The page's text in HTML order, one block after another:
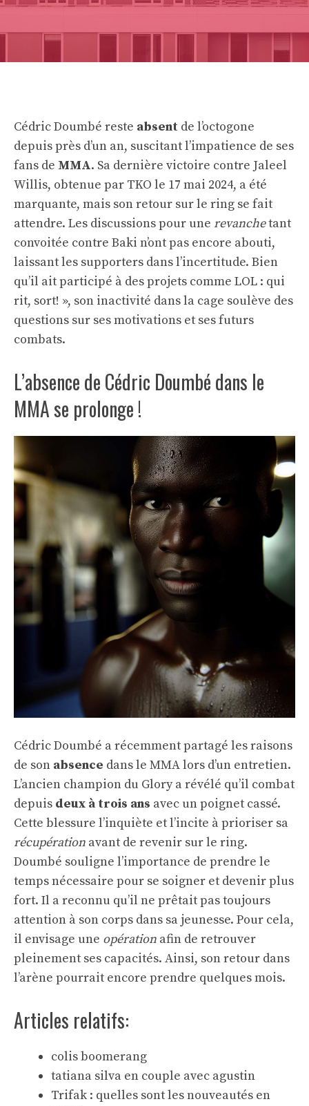
Cédric Doumbé reste absent de l’octogone
depuis près d’un an, suscitant l’impatience de ses
fans de MMA. Sa dernière victoire contre Jaleel
Willis, obtenue par TKO le 17 mai 2024, a été
marquante, mais son retour sur le ring se fait
attendre. Les discussions pour une revanchetant
convoitée contre Baki n’ont pas encore abouti,
laissant les supporters dans l’incertitude. Bien
qu’il ait participé à des projets comme LOL : qui
rit, sort! », son inactivité dans la cage soulève des
questions sur ses motivations et ses futurs
combats.
L’absence de Cédric Doumbé dans le
MMA se prolonge !
Cédric Doumbé a récemment partagé les raisons
de son absence dans le MMA lors d’un entretien.
L’ancien champion du Glory a révélé qu’il combat
depuis deux à trois ans avec un poignet cassé.
Cette blessure l’inquiète et l’incite à prioriser sa
récupération avant de revenir sur le ring.
Doumbé souligne l’importance de prendre le
temps nécessaire pour se soigner et devenir plus
fort. Il a reconnu qu’il ne prêtait pas toujours
attention à son corps dans sa jeunesse. Pour cela,
il envisage une opération afin de retrouver
pleinement ses capacités. Ainsi, son retour dans
l’arène pourrait encore prendre quelques mois.
Articles relatifs:
colis boomerang
tatiana silva en couple avec agustin
Trifak : quelles sont les nouveautés en